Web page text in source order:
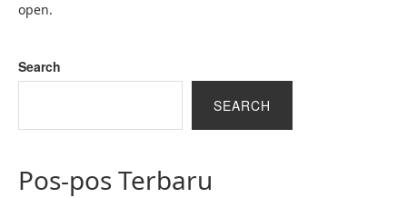
open.
Search
SEARCH
Pos-pos Terbaru